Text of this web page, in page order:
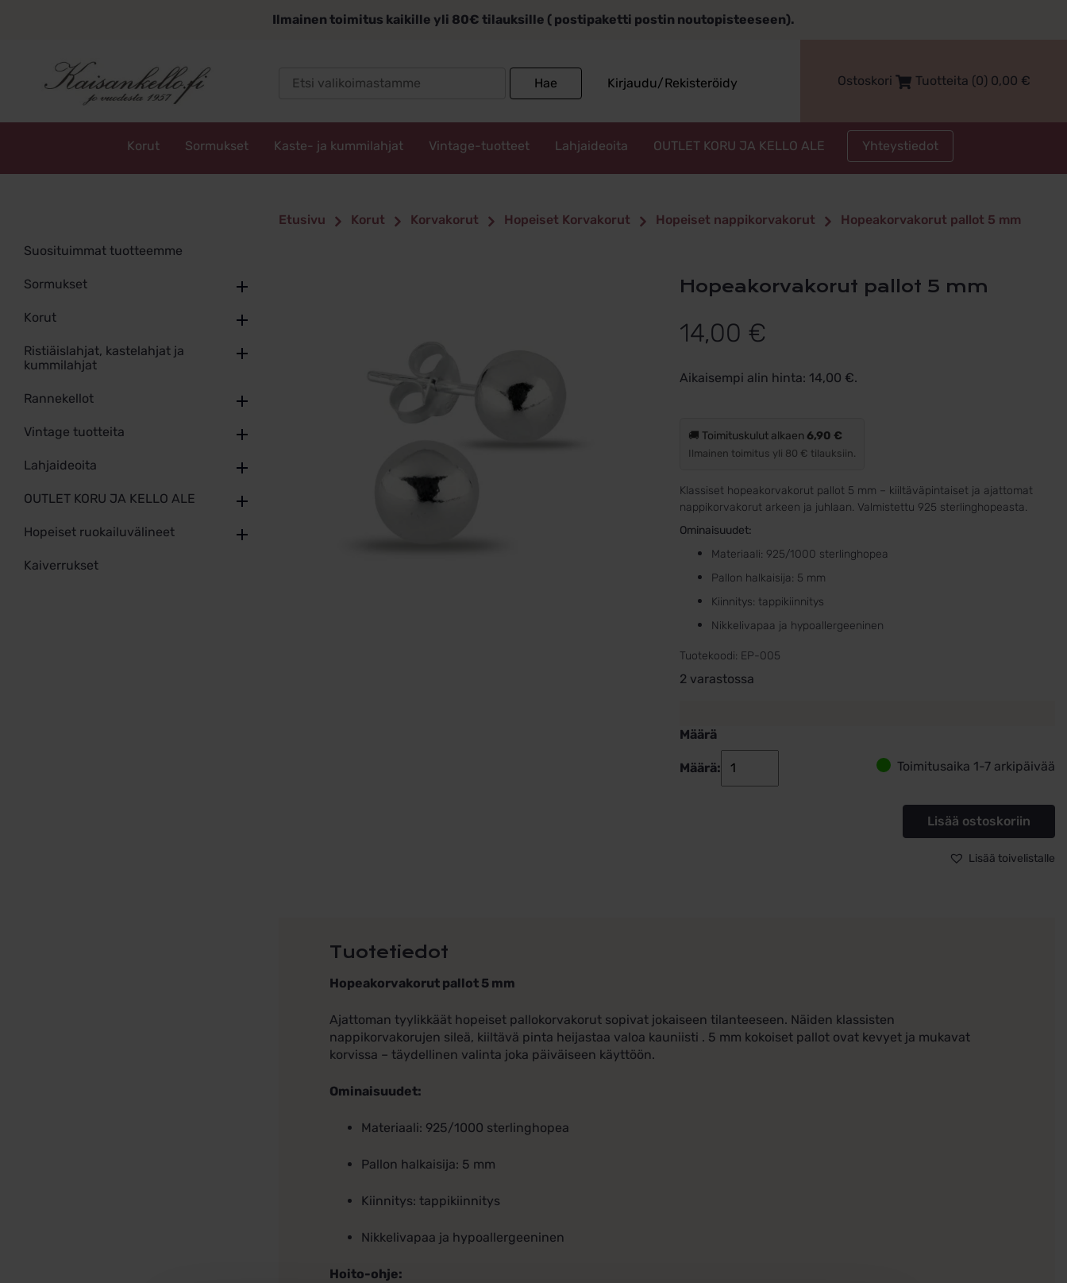
Ilmainen toimitus kaikille yli 80€ tilauksille ( postipaketti postin noutopisteeseen).
Hae Kirjaudu/Rekisteröidy Ostoskori Tuotteita (0) 0,00 €
Korut Sormukset Kaste- ja kummilahjat Vintage-tuotteet Lahjaideoita OUTLET KORU JA KELLO ALE Yhteystiedot
Suosituimmat tuotteemme
Sormukset
Korut
Ristiäislahjat, kastelahjat ja
kummilahjat
Rannekellot
Vintage tuotteita
Lahjaideoita
OUTLET KORU JA KELLO ALE
Hopeiset ruokailuvälineet
Kaiverrukset
Etusivu Korut Korvakorut Hopeiset Korvakorut Hopeiset nappikorvakorut Hopeakorvakorut pallot 5 mm
Hopeakorvakorut pallot 5 mm
14,00 €
Aikaisempi alin hinta: 14,00 €.
🚚 Toimituskulut alkaen6,90 €
Ilmainen toimitus yli 80 € tilauksiin.
Klassiset hopeakorvakorut pallot 5 mm – kiiltäväpintaiset ja ajattomat
nappikorvakorut arkeen ja juhlaan. Valmistettu 925 sterlinghopeasta.
Ominaisuudet:
Materiaali: 925/1000 sterlinghopea
Pallon halkaisija: 5 mm
Kiinnitys: tappikiinnitys
Nikkelivapaa ja hypoallergeeninen
Tuotekoodi: EP-005
2 varastossa
Määrä
Määrä:
Hopeakorvakorut
Toimitusaika 1-7 arkipäivää
Lisää ostoskoriin
Lisää toivelistalle
Tuotetiedot
Hopeakorvakorut pallot 5 mm
Ajattoman tyylikkäät hopeiset pallokorvakorut sopivat jokaiseen tilanteeseen. Näiden klassisten
nappikorvakorujen sileä, kiiltävä pinta heijastaa valoa kauniisti . 5 mm kokoiset pallot ovat kevyet ja mukavat
korvissa – täydellinen valinta joka päiväiseen käyttöön.
Ominaisuudet:
Materiaali: 925/1000 sterlinghopea
Pallon halkaisija: 5 mm
Kiinnitys: tappikiinnitys
Nikkelivapaa ja hypoallergeeninen
Hoito-ohje: